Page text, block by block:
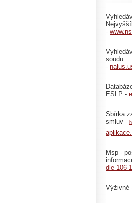
-
soudu
-
ESLP -
Sbírka
smluv -
Msp -
dle-106-
Výživné